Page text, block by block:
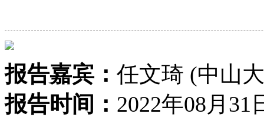
报告嘉宾： 任文琦 (中山
报告时间： 2022年08月